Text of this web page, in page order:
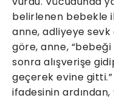
belirlenen bebekle
anne, adliyeye
göre, anne,
sonra alışverişe
geçerek evine gitti.”
ifadesinin